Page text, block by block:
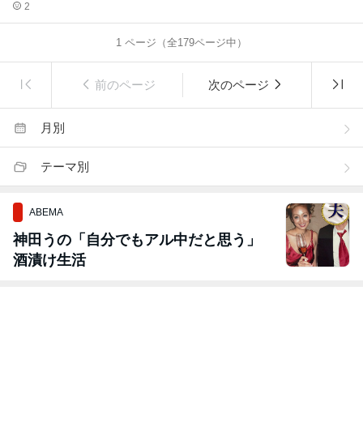
2
1 ページ（全179ページ中）
前のページ 次のページ
月別
テーマ別
ABEMA
神田うの「自分でもアル中だと思う」
酒漬け生活